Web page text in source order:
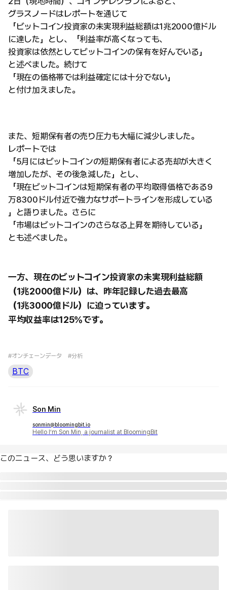
グラスノードはレポートを通じて
「ビットコイン投資家の未実現利益総額は1兆2000億ドル
に達した」とし、「利益率が高くなっても、
投資家は依然としてビットコインの保有を好んでいる」
と述べました。続けて
「現在の価格帯では利益確定には十分でない」
と付け加えました。
また、短期保有者の売り圧力も大幅に減少しました。
レポートでは
「5月にはビットコインの短期保有者による売却が大きく
増加したが、その後急減した」とし、
「現在ビットコインは短期保有者の平均取得価格である9
万8300ドル付近で強力なサポートラインを形成している
」と語りました。さらに
「市場はビットコインのさらなる上昇を期待している」
とも述べました。
一方、現在のビットコイン投資家の未実現利益総額
（1兆2000億ドル）は、昨年記録した過去最高
（1兆3000億ドル）に迫っています。
平均収益率は125％です。
#オンチェーンデータ #分析
BTC
Son Min
sonmin@bloomingbit.io
Hello I’m Son Min, a journalist at BloomingBit
このニュース、どう思いますか？